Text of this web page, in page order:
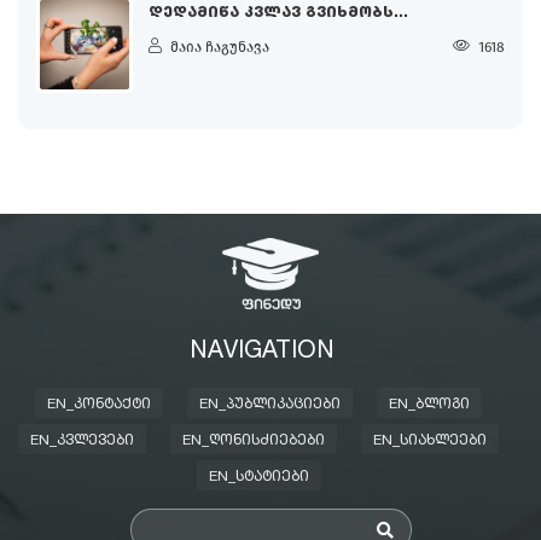
ᲓᲔᲓᲐᲛᲘᲬᲐ ᲙᲕᲚᲐᲕ ᲒᲕᲘᲮᲛᲝᲑᲡ...
მაია ჩაგუნავა 1618
NAVIGATION
EN_ᲙᲝᲜᲢᲐᲥᲢᲘ EN_ᲞᲣᲑᲚᲘᲙᲐᲪᲘᲔᲑᲘ EN_ᲑᲚᲝᲒᲘ
EN_ᲙᲕᲚᲔᲕᲔᲑᲘ EN_ᲦᲝᲜᲘᲡᲫᲘᲔᲑᲔᲑᲘ EN_ᲡᲘᲐᲮᲚᲔᲔᲑᲘ
EN_ᲡᲢᲐᲢᲘᲔᲑᲘ